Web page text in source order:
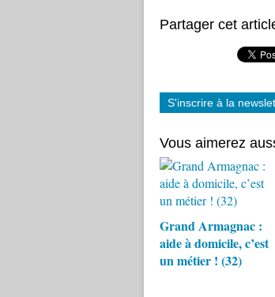
Partager cet
S'inscrire à la
Vous aimerez
Grand Armagnac :
aide à domicile, c’est
un métier ! (32)